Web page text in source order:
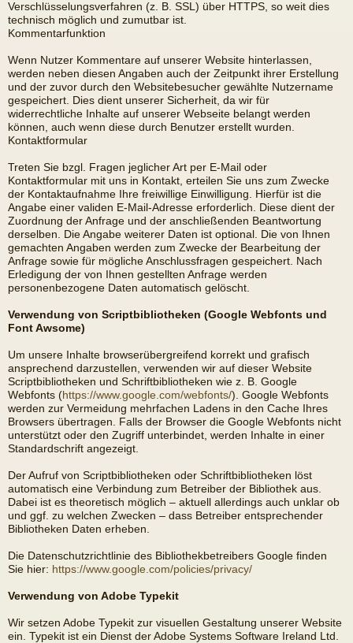
Verschlüsselungsverfahren (z. B. SSL) über HTTPS, so weit dies
technisch möglich und zumutbar ist.
Kommentarfunktion
Wenn Nutzer Kommentare auf unserer Website hinterlassen,
werden neben diesen Angaben auch der Zeitpunkt ihrer Erstellung
und der zuvor durch den Websitebesucher gewählte Nutzername
gespeichert. Dies dient unserer Sicherheit, da wir für
widerrechtliche Inhalte auf unserer Webseite belangt werden
können, auch wenn diese durch Benutzer erstellt wurden.
Kontaktformular
Treten Sie bzgl. Fragen jeglicher Art per E-Mail oder
Kontaktformular mit uns in Kontakt, erteilen Sie uns zum Zwecke
der Kontaktaufnahme Ihre freiwillige Einwilligung. Hierfür ist die
Angabe einer validen E-Mail-Adresse erforderlich. Diese dient der
Zuordnung der Anfrage und der anschließenden Beantwortung
derselben. Die Angabe weiterer Daten ist optional. Die von Ihnen
gemachten Angaben werden zum Zwecke der Bearbeitung der
Anfrage sowie für mögliche Anschlussfragen gespeichert. Nach
Erledigung der von Ihnen gestellten Anfrage werden
personenbezogene Daten automatisch gelöscht.
Verwendung von Scriptbibliotheken (Google Webfonts und
Font Awsome)
Um unsere Inhalte browserübergreifend korrekt und grafisch
ansprechend darzustellen, verwenden wir auf dieser Website
Scriptbibliotheken und Schriftbibliotheken wie z. B. Google
Webfonts (https://www.google.com/webfonts/). Google Webfonts
werden zur Vermeidung mehrfachen Ladens in den Cache Ihres
Browsers übertragen. Falls der Browser die Google Webfonts nicht
unterstützt oder den Zugriff unterbindet, werden Inhalte in einer
Standardschrift angezeigt.
Der Aufruf von Scriptbibliotheken oder Schriftbibliotheken löst
automatisch eine Verbindung zum Betreiber der Bibliothek aus.
Dabei ist es theoretisch möglich – aktuell allerdings auch unklar ob
und ggf. zu welchen Zwecken – dass Betreiber entsprechender
Bibliotheken Daten erheben.
Die Datenschutzrichtlinie des Bibliothekbetreibers Google finden
Sie hier: https://www.google.com/policies/privacy/
Verwendung von Adobe Typekit
Wir setzen Adobe Typekit zur visuellen Gestaltung unserer Website
ein. Typekit ist ein Dienst der Adobe Systems Software Ireland Ltd.